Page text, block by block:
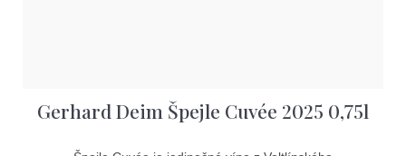
Gerhard Deim Špejle Cuvée 2025 0,75l